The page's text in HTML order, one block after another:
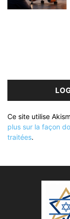
Ce site utilise
plus sur la façon
traitées.